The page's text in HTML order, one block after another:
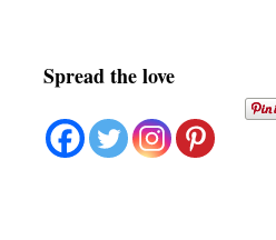
Spread the love